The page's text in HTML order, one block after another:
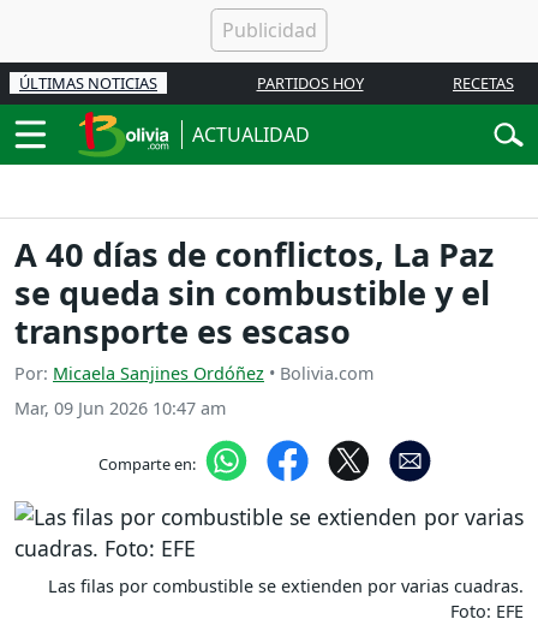
ÚLTIMAS NOTICIAS PARTIDOS HOY RECETAS
ACTUALIDAD
A 40 días de conflictos, La Paz
se queda sin combustible y el
transporte es escaso
Por: Micaela Sanjines Ordóñez • Bolivia.com
Mar, 09 Jun 2026 10:47 am
Comparte en:
Las filas por combustible se extienden por varias cuadras.
Foto: EFE